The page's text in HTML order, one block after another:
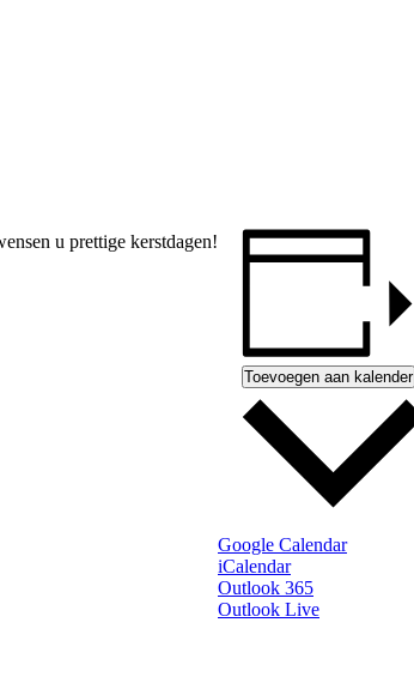
u prettige kerstdagen!
Toevoegen aan kalender
Google Calendar
iCalendar
Outlook 365
Outlook Live